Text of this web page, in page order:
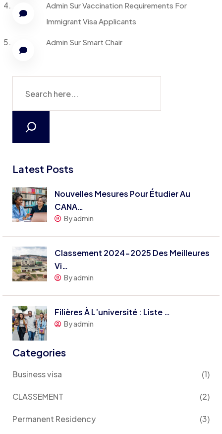
Admin SurVaccination Requirements For
Immigrant Visa Applicants
Admin Sur Smart Chair
Latest Posts
Nouvelles Mesures Pour Étudier Au
CANA…
By admin
Classement 2024-2025 Des Meilleures
Vi…
By admin
Filières À L’université : Liste …
By admin
Categories
Business visa (1)
CLASSEMENT (2)
Permanent Residency (3)